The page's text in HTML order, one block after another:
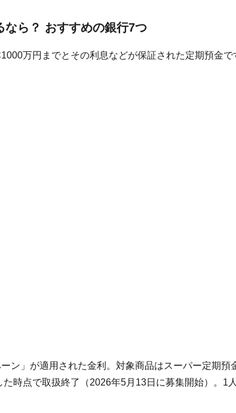
ら？ おすすめの銀行7つ
万円までとその利息などが保証された定期預金で
ン」が適用された金利。対象商品はスーパー定期預
時点で取扱終了（2026年5月13日に募集開始）。1